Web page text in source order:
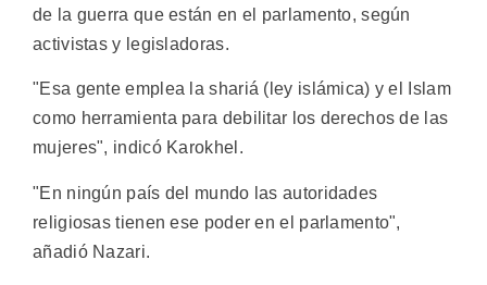
de la guerra que están en el parlamento, según
activistas y legisladoras.
"Esa gente emplea la shariá (ley islámica) y el Islam
como herramienta para debilitar los derechos de las
mujeres", indicó Karokhel.
"En ningún país del mundo las autoridades
religiosas tienen ese poder en el parlamento",
añadió Nazari.